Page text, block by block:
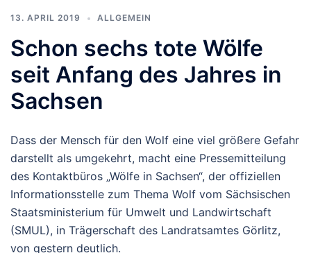
13. APRIL 2019 ALLGEMEIN
Schon sechs tote Wölfe
seit Anfang des Jahres in
Sachsen
Dass der Mensch für den Wolf eine viel größere Gefahr
darstellt als umgekehrt, macht eine Pressemitteilung
des Kontaktbüros „Wölfe in Sachsen“, der offiziellen
Informationsstelle zum Thema Wolf vom Sächsischen
Staatsministerium für Umwelt und Landwirtschaft
(SMUL), in Trägerschaft des Landratsamtes Görlitz,
von gestern deutlich.